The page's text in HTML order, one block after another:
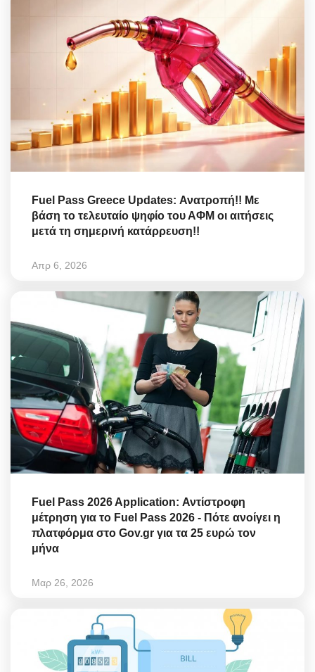
Fuel Pass Greece Updates: Ανατροπή!! Με
βάση το τελευταίο ψηφίο του ΑΦΜ οι αιτήσεις
μετά τη σημερινή κατάρρευση!!
Απρ 6, 2026
Fuel Pass 2026 Application: Αντίστροφη
μέτρηση για το Fuel Pass 2026 - Πότε ανοίγει η
πλατφόρμα στο Gov.gr για τα 25 ευρώ τον
μήνα
Μαρ 26, 2026